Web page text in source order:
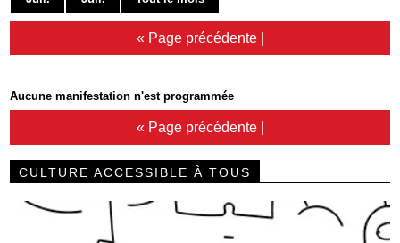
« Page précédente|
Aucune manifestation n'est programmée
« Page précédente|
CULTURE ACCESSIBLE À TOUS